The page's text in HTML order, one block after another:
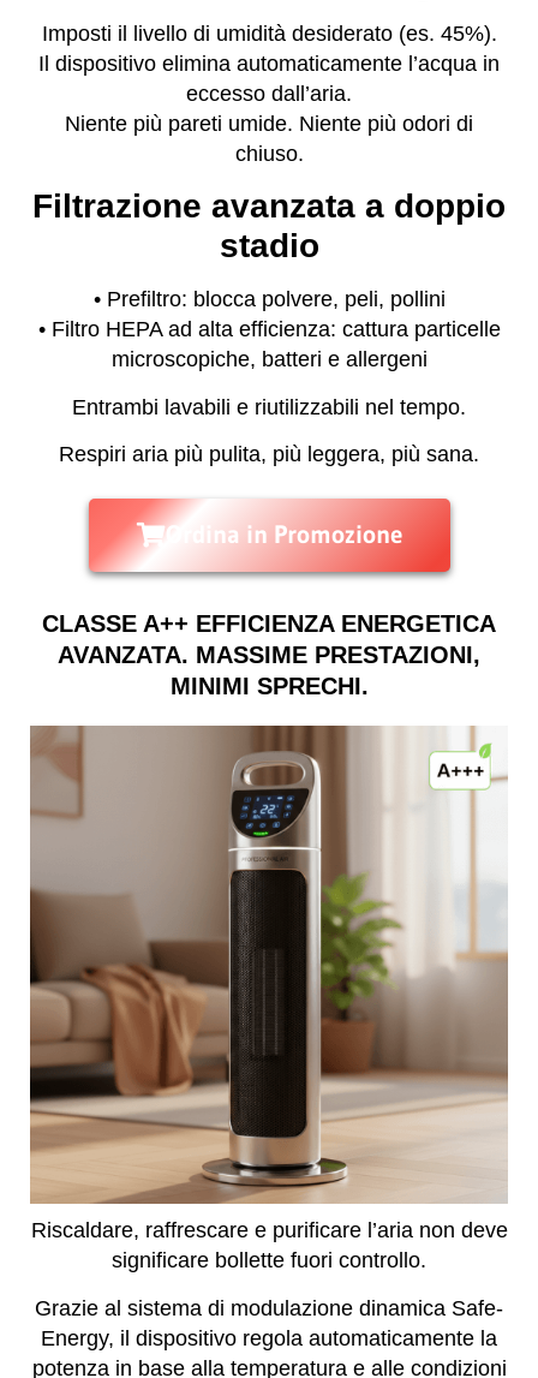
Imposti il livello di umidità desiderato (es. 45%).
Il dispositivo elimina automaticamente l’acqua in
eccesso dall’aria.
Niente più pareti umide. Niente più odori di
chiuso.
Filtrazione avanzata a doppio
stadio
• Prefiltro: blocca polvere, peli, pollini
• Filtro HEPA ad alta efficienza: cattura particelle
microscopiche, batteri e allergeni
Entrambi lavabili e riutilizzabili nel tempo.
Respiri aria più pulita, più leggera, più sana.
Ordina in Promozione
CLASSE A++ EFFICIENZA ENERGETICA
AVANZATA. MASSIME PRESTAZIONI,
MINIMI SPRECHI.
Riscaldare, raffrescare e purificare l’aria non deve
significare bollette fuori controllo.
Grazie al sistema di modulazione dinamica Safe-
Energy, il dispositivo regola automaticamente la
potenza in base alla temperatura e alle condizioni